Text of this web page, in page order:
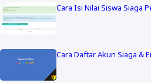
Cara Isi Nilai Siswa Siaga
Cara Daftar Akun Siaga &